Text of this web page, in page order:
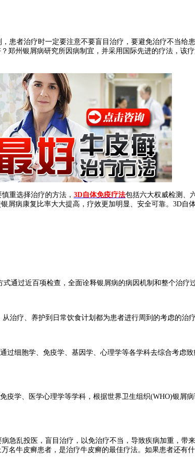
患者治疗时一定要注意不要盲目治疗，要避免治疗不当给患
郑州银屑病研究所因病制宜，并采用国际先进的疗法，该
重选择治疗的方法， 3D自体免疫疗法包括六大权威检测、
病康复比率大大提高，疗效更加明显、安全可靠。3D自
过近百项检查，全面诠释银屑病的病因机制和整个治疗
治疗、养护到日常饮食计划都为患者进行周到的考虑的治疗
细胞学、免疫学、基因学、心理学等各学科去综合考虑
学、医学心理学等学科，根据世界卫生组织(WHO)银屑
急乱投医，盲目治疗，以免治疗不当，导致疾病加重，带
名牛皮癣患者，是治疗牛皮癣的最佳疗法。如果患者还